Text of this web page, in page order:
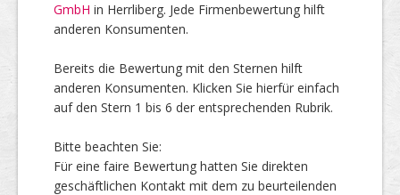
HELP Awards
Top Firmen
Über uns
GmbH in Herrliberg. Jede Firmenbewertung hilft
anderen Konsumenten.
Bereits die Bewertung mit den Sternen hilft
anderen Konsumenten. Klicken Sie hierfür einfach
auf den Stern 1 bis 6 der entsprechenden Rubrik.
Bitte beachten Sie:
Für eine faire Bewertung hatten Sie direkten
geschäftlichen Kontakt mit dem zu beurteilenden